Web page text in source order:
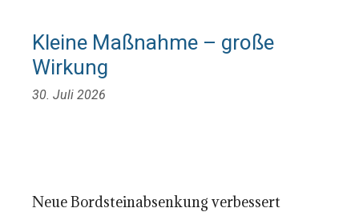
Kleine Maßnahme – große
Wirkung
30. Juli 2026
Neue Bordsteinabsenkung verbessert